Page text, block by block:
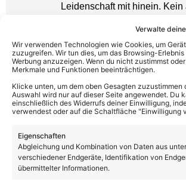
Verwalte
Wir verwenden Technologien wie Cookies, um
zuzugreifen. Wir tun dies, um das Browsing-
Werbung anzuzeigen. Wenn du nicht zustimmst
Merkmale und Funktionen beeinträchtigen.
Klicke unten, um dem oben Gesagten
Auswahl wird nur auf dieser Seite angewendet. Du
einschließlich des Widerrufs deiner Einwilligung,
verwendest oder auf die Schaltfläche
Eigenschaften
Abgleichung und Kombination von Daten aus
verschiedener Endgeräte, Identifikation von
übermittelter Informationen.
Leidenschaft mit hinein. Kein
» AUTORENPROFIL & ALLE
KEVIN DREWES